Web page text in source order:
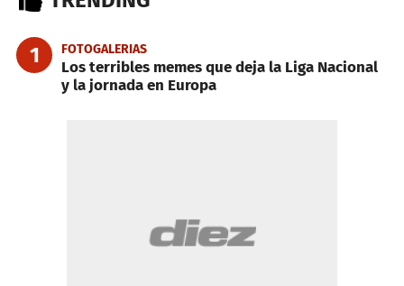
1 FOTOGALERIAS
Los terribles memes que deja la Liga Nacional
y la jornada en Europa